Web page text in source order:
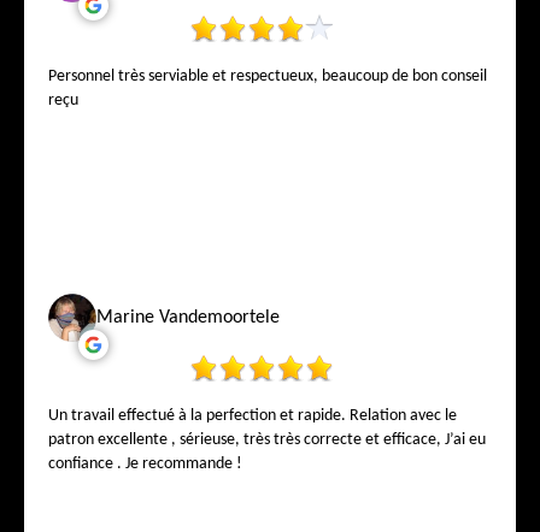
Personnel très serviable et respectueux, beaucoup de bon conseil
reçu
Marine Vandemoortele
Un travail effectué à la perfection et rapide. Relation avec le
patron excellente , sérieuse, très très correcte et efficace, J’ai eu
confiance . Je recommande !